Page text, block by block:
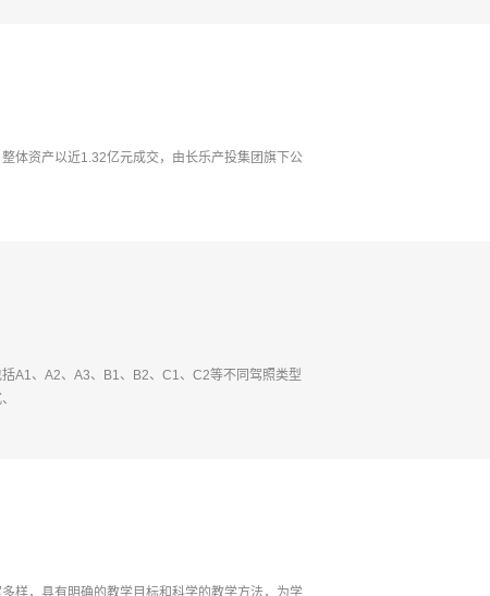
体资产以近1.32亿元成交，由长乐产投集团旗下公
A1、A2、A3、B1、B2、C1、C2等不同驾照类型
样，具有明确的教学目标和科学的教学方法，为学